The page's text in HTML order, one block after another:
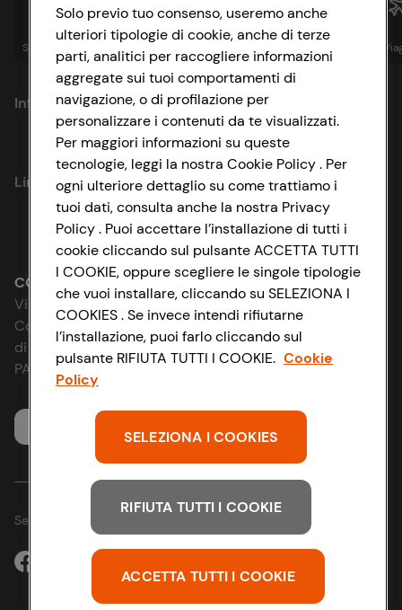
Spesa online Assicurazioni Sapori& Istituzionale
Informazioni
Privacy Policy
Cookie Policy
Impostazioni Cookie
Accessibilità
D&I e Parità di Genere
Strategia Fiscale
Link utili
Lavora con noi
Le cooperative
News & Approfondimenti
Richiami prodotto
Whistleblowing
CONAD SOCIETÀ COOPERATIVA
Via Michelino, 59 | 40127 BOLOGNA
Codice Fiscale e Registro Imprese
di Bologna 00865960157
PARTITA IVA 03320960374
Seguici sui Social:
Solo previo tuo consenso, useremo anche
ulteriori tipologie di cookie, anche di terze
parti, analitici per raccogliere informazioni
aggregate sui tuoi comportamenti di
navigazione, o di profilazione per
personalizzare i contenuti da te visualizzati.
Per maggiori informazioni su queste
tecnologie, leggi la nostra Cookie Policy . Per
ogni ulteriore dettaglio su come trattiamo i
tuoi dati, consulta anche la nostra Privacy
Policy . Puoi accettare l’installazione di tutti i
cookie cliccando sul pulsante ACCETTA TUTTI
I COOKIE, oppure scegliere le singole tipologie
che vuoi installare, cliccando su SELEZIONA I
COOKIES . Se invece intendi rifiutarne
l’installazione, puoi farlo cliccando sul
pulsante RIFIUTA TUTTI I COOKIE. Cookie
Policy
SELEZIONA I COOKIES
RIFIUTA TUTTI I COOKIE
ACCETTA TUTTI I COOKIE